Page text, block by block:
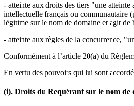
- atteinte aux droits des tiers "une
intellectuelle français ou communautaire
légitime sur le nom de domaine et agit de
- atteinte aux règles de la concurrence,
Conformément à l’article 20(a) du
En vertu des pouvoirs qui lui sont
(i). Droits du Requérant sur le nom de